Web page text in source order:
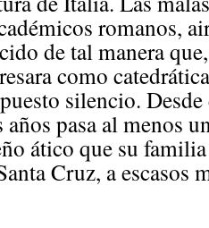
romanos,
de tal manera
como
silencio.
años pasa al menos
ático que su
Cruz, a escasos